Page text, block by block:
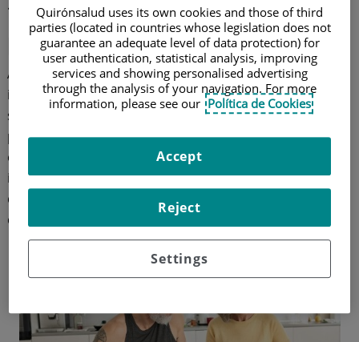
1. Medidas saludables para
prevenir el cáncer de colon
Al igual que en el resto de los cánceres, la
incorporación y el mantenimiento de hábitos
saludables pueden resultar muy positivos en la
prevención del cáncer de colon. Por eso, nuestros
especialistas del Hospital Quirónsalud Toledo nos
indican algunas de las medidas preventivas más
destacadas, y que podemos incluir en nuestra rutina,
como:
Quirónsalud uses its own cookies and those of third
parties (located in countries whose legislation does not
guarantee an adequate level of data protection) for
user authentication, statistical analysis, improving
services and showing personalised advertising
through the analysis of your navigation. For more
information, please see our Política de Cookies
Settings
Reject
Accept